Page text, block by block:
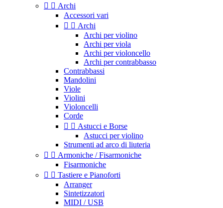
  Archi
Accessori vari
  Archi
Archi per violino
Archi per viola
Archi per violoncello
Archi per contrabbasso
Contrabbassi
Mandolini
Viole
Violini
Violoncelli
Corde
  Astucci e Borse
Astucci per violino
Strumenti ad arco di liuteria
  Armoniche / Fisarmoniche
Fisarmoniche
  Tastiere e Pianoforti
Arranger
Sintetizzatori
MIDI / USB